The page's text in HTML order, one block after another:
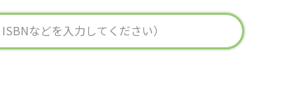
文法
作文
図表
中国語辞典
ロシア語辞典
文章・談話・表現
言語学